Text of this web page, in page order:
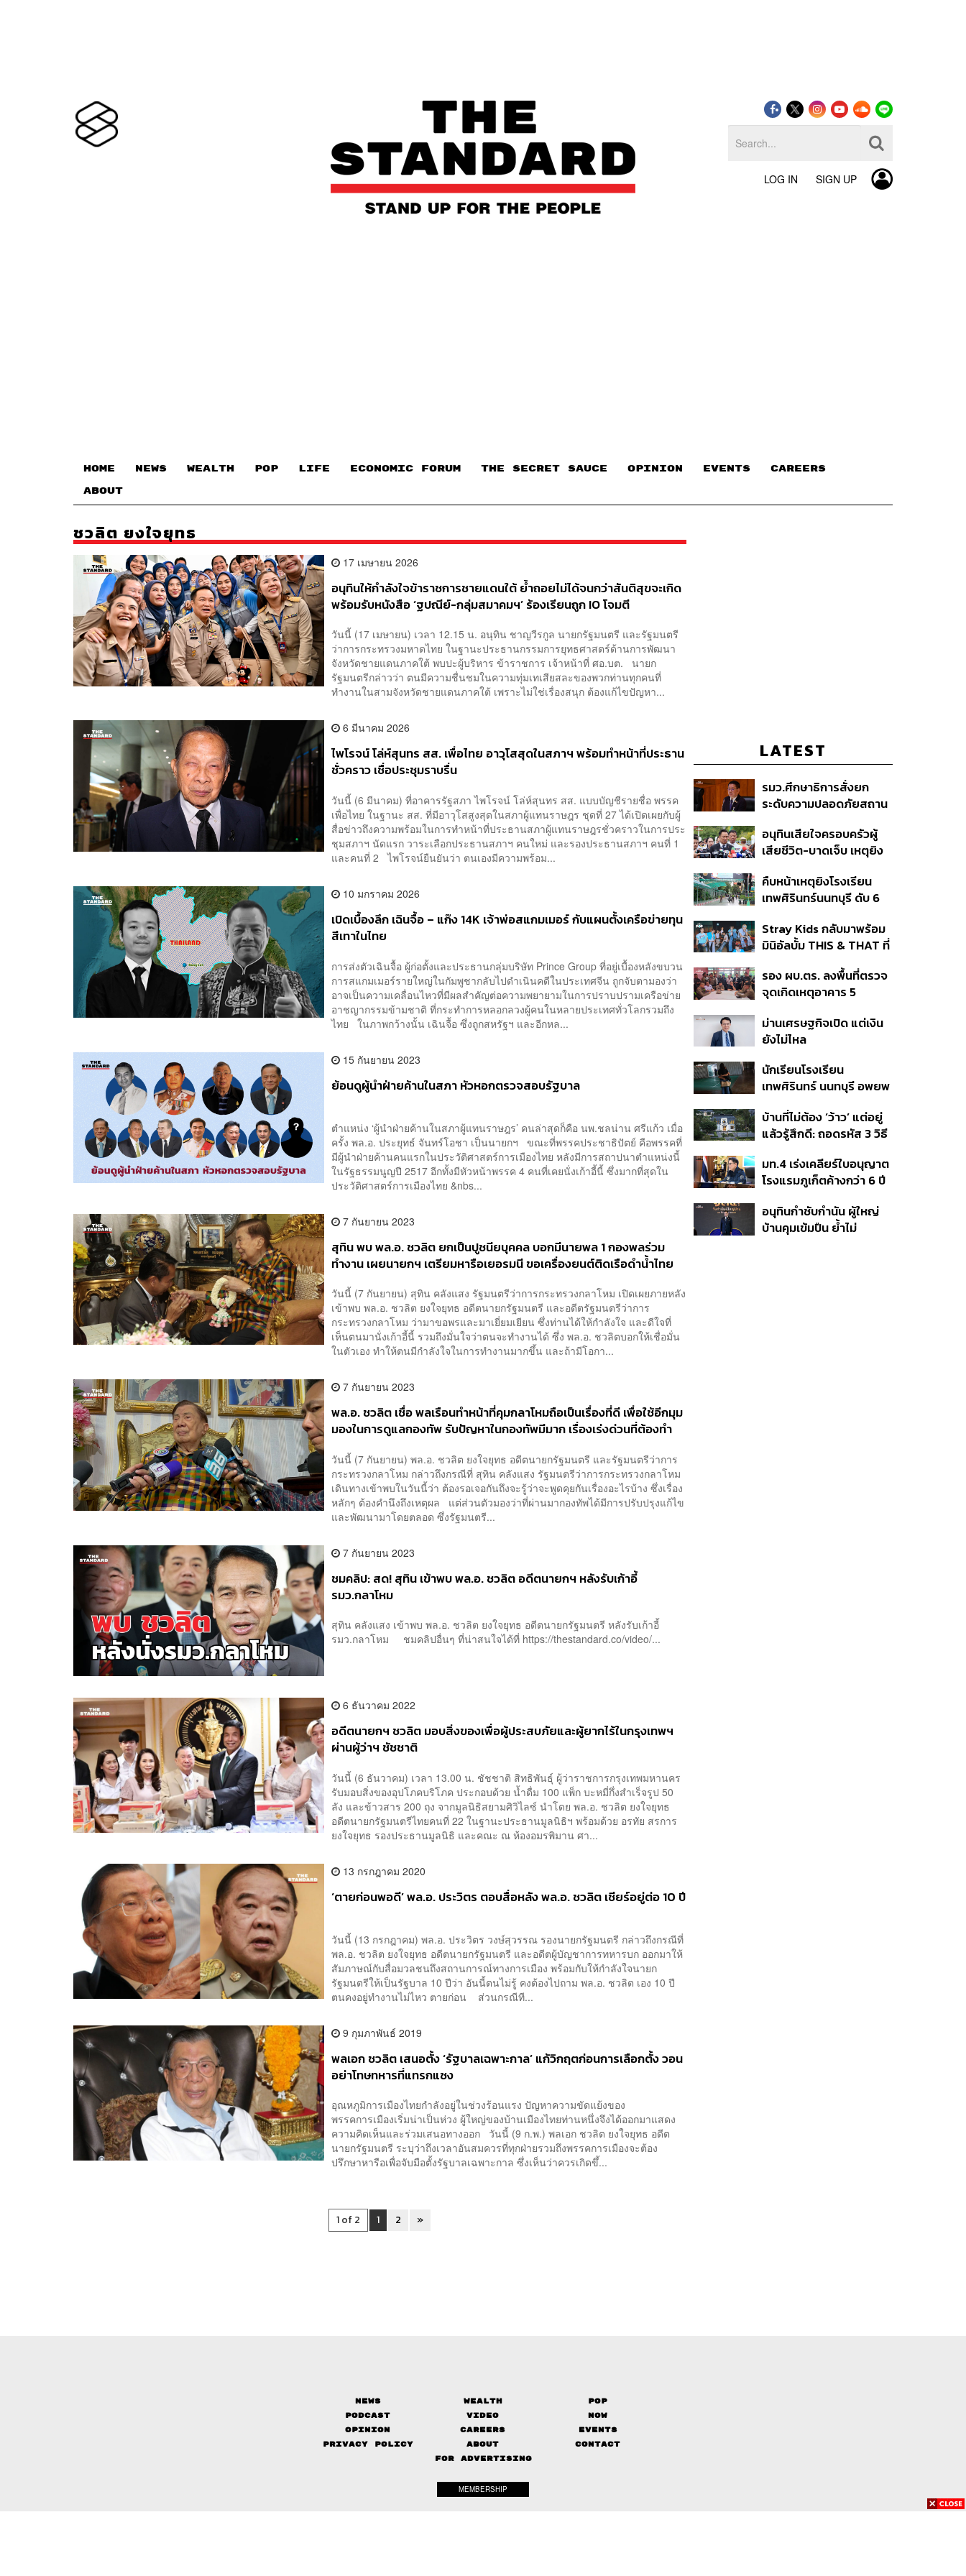
LOG IN SIGN UP
HOME NEWS WEALTH POP LIFE ECONOMIC FORUM THE SECRET SAUCE​ OPINION EVENTS CAREERS
ABOUT
ชวลิต ยงใจยุทธ
17 เมษายน 2026
อนุทินให้กำลังใจข้าราชการชายแดนใต้ ย้ำถอยไม่ได้จนกว่าสันติสุขจะเกิด
พร้อมรับหนังสือ ‘ฐปณีย์-กลุ่มสมาคมฯ’ ร้องเรียนถูก IO โจมตี
วันนี้ (17 เมษายน) เวลา 12.15 น. อนุทิน ชาญวีรกูล นายกรัฐมนตรี และรัฐมนตรี
ว่าการกระทรวงมหาดไทย ในฐานะประธานกรรมการยุทธศาสตร์ด้านการพัฒนา
จังหวัดชายแดนภาคใต้ พบปะผู้บริหาร ข้าราชการ เจ้าหน้าที่ ศอ.บต. นายก
รัฐมนตรีกล่าวว่า ตนมีความชื่นชมในความทุ่มเทเสียสละของพวกท่านทุกคนที่
ทำงานในสามจังหวัดชายแดนภาคใต้ เพราะไม่ใช่เรื่องสนุก ต้องแก้ไขปัญหา...
6 มีนาคม 2026
ไพโรจน์ โล่ห์สุนทร สส. เพื่อไทย อาวุโสสุดในสภาฯ พร้อมทำหน้าที่ประธาน
ชั่วคราว เชื่อประชุมราบรื่น
วันนี้ (6 มีนาคม) ที่อาคารรัฐสภา ไพโรจน์ โล่ห์สุนทร สส. แบบบัญชีรายชื่อ พรรค
เพื่อไทย ในฐานะ สส. ที่มีอาวุโสสูงสุดในสภาผู้แทนราษฎร ชุดที่ 27 ได้เปิดเผยกับผู้
สื่อข่าวถึงความพร้อมในการทำหน้าที่ประธานสภาผู้แทนราษฎรชั่วคราวในการประ
ชุมสภาฯ นัดแรก วาระเลือกประธานสภาฯ คนใหม่ และรองประธานสภาฯ คนที่ 1
และคนที่ 2 ไพโรจน์ยืนยันว่า ตนเองมีความพร้อม...
10 มกราคม 2026
เปิดเบื้องลึก เฉินจื้อ – แก๊ง 14K เจ้าพ่อสแกมเมอร์ กับแผนตั้งเครือข่ายทุน
สีเทาในไทย
การส่งตัวเฉินจื้อ ผู้ก่อตั้งและประธานกลุ่มบริษัท Prince Group ที่อยู่เบื้องหลังขบวน
การสแกมเมอร์รายใหญ่ในกัมพูชากลับไปดำเนินคดีในประเทศจีน ถูกจับตามองว่า
อาจเป็นความเคลื่อนไหวที่มีผลสำคัญต่อความพยายามในการปราบปรามเครือข่าย
อาชญากรรมข้ามชาติ ที่กระทำการหลอกลวงผู้คนในหลายประเทศทั่วโลกรวมถึง
ไทย ในภาพกว้างนั้น เฉินจื้อ ซึ่งถูกสหรัฐฯ และอีกหล...
15 กันยายน 2023
ย้อนดูผู้นำฝ่ายค้านในสภา หัวหอกตรวจสอบรัฐบาล
ตำแหน่ง ‘ผู้นำฝ่ายค้านในสภาผู้แทนราษฎร’ คนล่าสุดก็คือ นพ.ชลน่าน ศรีแก้ว เมื่อ
ครั้ง พล.อ. ประยุทธ์ จันทร์โอชา เป็นนายกฯ ขณะที่พรรคประชาธิปัตย์ คือพรรคที่
มีผู้นำฝ่ายค้านคนแรกในประวัติศาสตร์การเมืองไทย หลังมีการสถาปนาตำแหน่งนี้
ในรัฐธรรมนูญปี 2517 อีกทั้งมีหัวหน้าพรรค 4 คนที่เคยนั่งเก้าอี้นี้ ซึ่งมากที่สุดใน
ประวัติศาสตร์การเมืองไทย &nbs...
7 กันยายน 2023
สุทิน พบ พล.อ. ชวลิต ยกเป็นปูชนียบุคคล บอกมีนายพล 1 กองพลร่วม
ทำงาน เผยนายกฯ เตรียมหารือเยอรมนี ขอเครื่องยนต์ติดเรือดำน้ำไทย
วันนี้ (7 กันยายน) สุทิน คลังแสง รัฐมนตรีว่าการกระทรวงกลาโหม เปิดเผยภายหลัง
เข้าพบ พล.อ. ชวลิต ยงใจยุทธ อดีตนายกรัฐมนตรี และอดีตรัฐมนตรีว่าการ
กระทรวงกลาโหม ว่ามาขอพรและมาเยี่ยมเยียน ซึ่งท่านได้ให้กำลังใจ และดีใจที่
เห็นตนมานั่งเก้าอี้นี้ รวมถึงมั่นใจว่าตนจะทำงานได้ ซึ่ง พล.อ. ชวลิตบอกให้เชื่อมั่น
ในตัวเอง ทำให้ตนมีกำลังใจในการทำงานมากขึ้น และถ้ามีโอกา...
7 กันยายน 2023
พล.อ. ชวลิต เชื่อ พลเรือนทำหน้าที่คุมกลาโหมถือเป็นเรื่องที่ดี เพื่อใช้อีกมุม
มองในการดูแลกองทัพ รับปัญหาในกองทัพมีมาก เรื่องเร่งด่วนที่ต้องทำ
วันนี้ (7 กันยายน) พล.อ. ชวลิต ยงใจยุทธ อดีตนายกรัฐมนตรี และรัฐมนตรีว่าการ
กระทรวงกลาโหม กล่าวถึงกรณีที่ สุทิน คลังแสง รัฐมนตรีว่าการกระทรวงกลาโหม
เดินทางเข้าพบในวันนี้ว่า ต้องรอเจอกันถึงจะรู้ว่าจะพูดคุยกันเรื่องอะไรบ้าง ซึ่งเรื่อง
หลักๆ ต้องคำนึงถึงเหตุผล แต่ส่วนตัวมองว่าที่ผ่านมากองทัพได้มีการปรับปรุงแก้ไข
และพัฒนามาโดยตลอด ซึ่งรัฐมนตรี...
7 กันยายน 2023
ชมคลิป: สด! สุทิน เข้าพบ พล.อ. ชวลิต อดีตนายกฯ หลังรับเก้าอี้
รมว.กลาโหม
สุทิน คลังแสง เข้าพบ พล.อ. ชวลิต ยงใจยุทธ อดีตนายกรัฐมนตรี หลังรับเก้าอี้
รมว.กลาโหม ชมคลิปอื่นๆ ที่น่าสนใจได้ที่ https://thestandard.co/video/...
6 ธันวาคม 2022
อดีตนายกฯ ชวลิต มอบสิ่งของเพื่อผู้ประสบภัยและผู้ยากไร้ในกรุงเทพฯ
ผ่านผู้ว่าฯ ชัชชาติ
วันนี้ (6 ธันวาคม) เวลา 13.00 น. ชัชชาติ สิทธิพันธุ์ ผู้ว่าราชการกรุงเทพมหานคร
รับมอบสิ่งของอุปโภคบริโภค ประกอบด้วย น้ำดื่ม 100 แพ็ก บะหมี่กึ่งสำเร็จรูป 50
ลัง และข้าวสาร 200 ถุง จากมูลนิธิสยามศิวิไลซ์ นำโดย พล.อ. ชวลิต ยงใจยุทธ
อดีตนายกรัฐมนตรีไทยคนที่ 22 ในฐานะประธานมูลนิธิฯ พร้อมด้วย อรทัย สรการ
ยงใจยุทธ รองประธานมูลนิธิ และคณะ ณ ห้องอมรพิมาน ศา...
13 กรกฎาคม 2020
‘ตายก่อนพอดี’ พล.อ. ประวิตร ตอบสื่อหลัง พล.อ. ชวลิต เชียร์อยู่ต่อ 10 ปี
วันนี้ (13 กรกฎาคม) พล.อ. ประวิตร วงษ์สุวรรณ รองนายกรัฐมนตรี กล่าวถึงกรณีที่
พล.อ. ชวลิต ยงใจยุทธ อดีตนายกรัฐมนตรี และอดีตผู้บัญชาการทหารบก ออกมาให้
สัมภาษณ์กับสื่อมวลชนถึงสถานการณ์ทางการเมือง พร้อมกับให้กำลังใจนายก
รัฐมนตรีให้เป็นรัฐบาล 10 ปีว่า อันนี้ตนไม่รู้ คงต้องไปถาม พล.อ. ชวลิต เอง 10 ปี
ตนคงอยู่ทำงานไม่ไหว ตายก่อน ส่วนกรณีที...
9 กุมภาพันธ์ 2019
พลเอก ชวลิต เสนอตั้ง ‘รัฐบาลเฉพาะกาล’ แก้วิกฤตก่อนการเลือกตั้ง วอน
อย่าโทษทหารที่แทรกแซง
อุณหภูมิการเมืองไทยกำลังอยู่ในช่วงร้อนแรง ปัญหาความขัดแย้งของ
พรรคการเมืองเริ่มน่าเป็นห่วง ผู้ใหญ่ของบ้านเมืองไทยท่านหนึ่งจึงได้ออกมาแสดง
ความคิดเห็นและร่วมเสนอทางออก วันนี้ (9 ก.พ.) พลเอก ชวลิต ยงใจยุทธ อดีต
นายกรัฐมนตรี ระบุว่าถึงเวลาอันสมควรที่ทุกฝ่ายรวมถึงพรรคการเมืองจะต้อง
ปรึกษาหารือเพื่อจับมือตั้งรัฐบาลเฉพาะกาล ซึ่งเห็นว่าควรเกิดขึ้...
1 of 2 1 2 »
LATEST
รมว.ศึกษาธิการสั่งยก
ระดับความปลอดภัยสถาน
แชร์เพื่อระงับพฤติกรรม
เลียนแบบ หลังเหตุยิงใน
อนุทินเสียใจครอบครัวผู้
เสียชีวิต-บาดเจ็บ เหตุยิง
เดินหน้าแก้ กม.คุมอาวุธปืน
ชี้ผู้ปกครองต้องร่วมรับผิด
คืบหน้าเหตุยิงโรงเรียน
เทพศิรินทร์นนทบุรี ดับ 6
ขโมยปืนปู่ก่อเหตุ
Stray Kids กลับมาพร้อม
มินิอัลบั้ม THIS & THAT ที่
หลากหลายของวง
รอง ผบ.ตร. ลงพื้นที่ตรวจ
จุดเกิดเหตุอาคาร 5
ม่านเศรษฐกิจเปิด แต่เงิน
ยังไม่ไหล
นักเรียนโรงเรียน
เทพศิรินทร์ นนทบุรี อพยพ
ชั่วคราว หลังเหตุใช้อาวุธ
ปืนภายในโรงเรียน
บ้านที่ไม่ต้อง ‘ว้าว’ แต่อยู่
แล้วรู้สึกดี: ถอดรหัส 3 วิธี
Well-Being ในทุกวัน
มท.4 เร่งเคลียร์ใบอนุญาต
โรงแรมภูเก็ตค้างกว่า 6 ปี
โมเดลแก้ทั้งประเทศ
อนุทินกำชับกำนัน ผู้ใหญ่
บ้านคุมเข้มปืน ย้ำไม่
News Wealth
Pop
Podcast
Video
Now
Opinion
Careers
Events
Privacy Policy
About
Contact
FOR ADVERTISING
MEMBERSHIP